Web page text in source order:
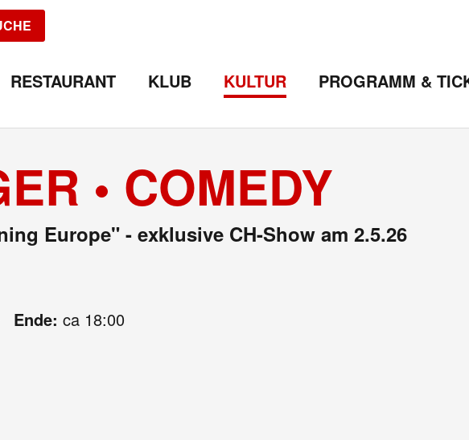
RESTAURANT KLUB KULTUR PROGRAMM &
• COMEDY
Europe" - exklusive CH-Show am 2.5.26
Ende: ca 18:00